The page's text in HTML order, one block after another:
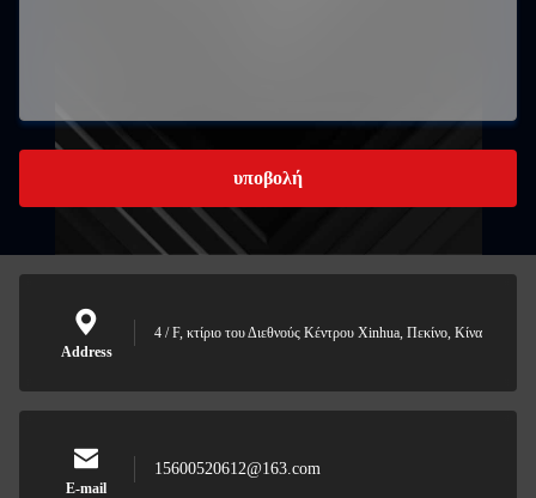
υποβολή
Address
4 / F, κτίριο του Διεθνούς Κέντρου Xinhua, Πεκίνο, Κίνα
E-mail
15600520612@163.com